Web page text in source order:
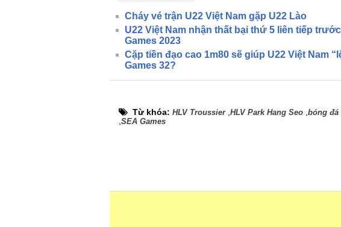
Cháy vé trận U22 Việt Nam gặp U22 Lào
U22 Việt Nam nhận thất bại thứ 5 liên tiếp
Games 2023
Cặp tiền đạo cao 1m80 sẽ giúp U22 Việt Nam
Games 32?
Từ khóa: HLV Troussier, HLV Park Hang Seo bóng đá
SEA Games